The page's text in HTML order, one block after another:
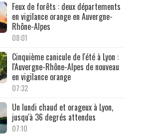
Feux de forêts : deux départements
en vigilance orange en Auvergne-
Rhône-Alpes
08:01
Cinquième canicule de l'été à Lyon :
l'Auvergne-Rhône-Alpes de nouveau
en vigilance orange
07:32
Un lundi chaud et orageux à Lyon,
jusqu'à 36 degrés attendus
07:10